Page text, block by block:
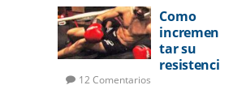
Como
incremen
tar su
resistenci
12 Comentarios